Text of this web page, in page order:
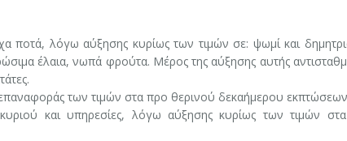
ποτά, λόγω αύξησης κυρίως των τιμών σε: ψωμί και
έλαια, νωπά φρούτα. Μέρος της αύξησης αυτής
των τιμών στα προ θερινού δεκαήμερου
και υπηρεσίες, λόγω αύξησης κυρίως των τιμών